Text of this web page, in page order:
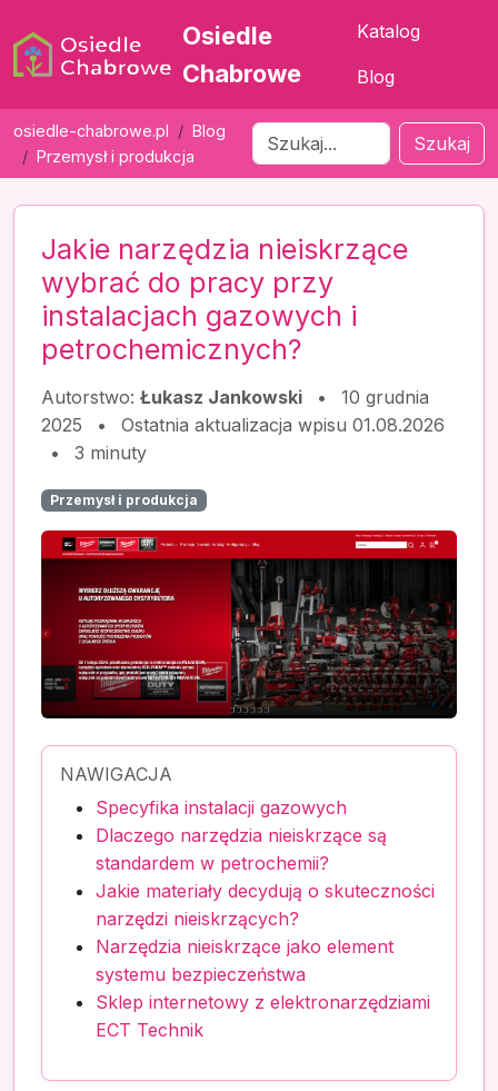
Osiedle
Chabrowe
Katalog
Blog
osiedle-chabrowe.pl
Blog
Przemysł i produkcja
Szukaj
Jakie narzędzia nieiskrzące
wybrać do pracy przy
instalacjach gazowych i
petrochemicznych?
Autorstwo: Łukasz Jankowski •
10 grudnia
2025
•
Ostatnia aktualizacja wpisu 01.08.2026
•
3 minuty
Przemysł i produkcja
NAWIGACJA
Specyfika instalacji gazowych
Dlaczego narzędzia nieiskrzące są
standardem w petrochemii?
Jakie materiały decydują o skuteczności
narzędzi nieiskrzących?
Narzędzia nieiskrzące jako element
systemu bezpieczeństwa
Sklep internetowy z elektronarzędziami
ECT Technik